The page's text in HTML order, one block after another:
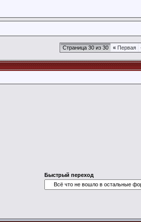
Страница 30 из 30 « Первая
Быстрый переход